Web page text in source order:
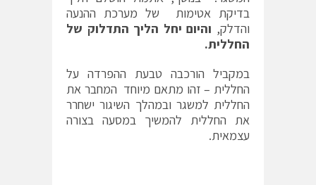
בדיקת אטימות של מערכת ההנעה
והדלק, והיום יחל הליך התדלוק של
החללית.
במקביל הורכבה טבעת ההפרדה על
החללית – זהו מתאם מיוחד המחבר את
החללית למשגר ובמהלך השיגור ישחרר
את החללית להמשיך במסעה בצורה
עצמאית.